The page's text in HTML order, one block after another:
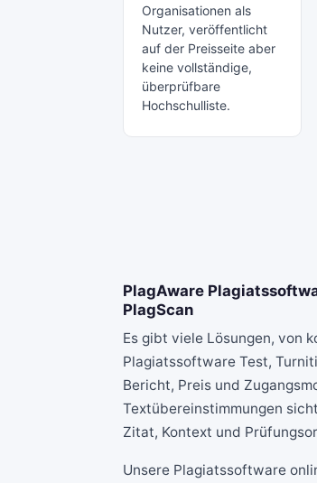
Organisationen als
Nutzer, veröffentlicht
auf der Preisseite aber
keine vollständige,
überprüfbare
Hochschulliste.
PlagAware
PlagScan
Es gibt viele Lösungen, von
Plagiatssoftware Test,
Bericht, Preis und
Textübereinstimmungen
Zitat, Kontext und
Unsere Plagiatssoftware